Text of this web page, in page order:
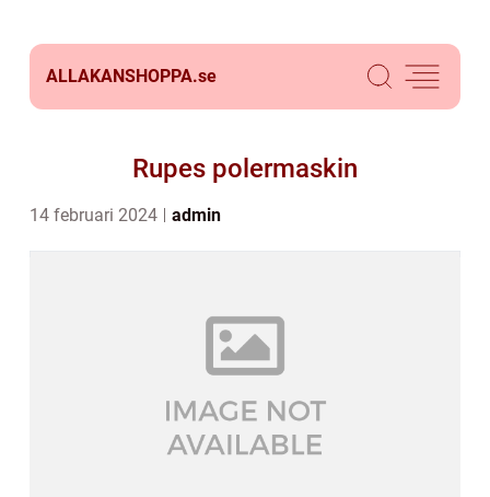
ALLAKANSHOPPA.se
Rupes polermaskin
14 februari 2024 admin